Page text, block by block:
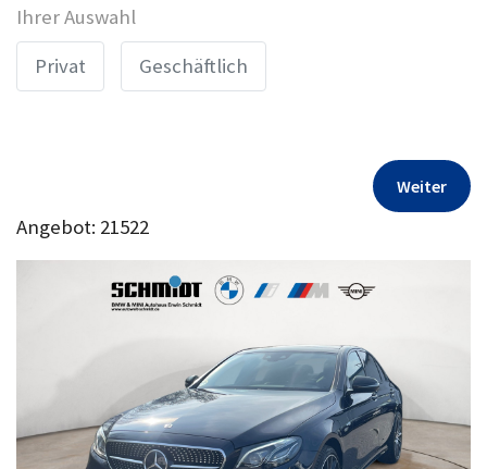
Ihrer Auswahl
Privat
Geschäftlich
Weiter
Angebot: 21522